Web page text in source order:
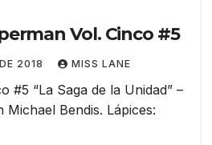
Vol. Cinco #5
2018 MISS LANE
#5 “La Saga de la Unidad” –
Michael Bendis. Lápices: